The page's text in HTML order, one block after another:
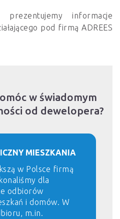
informacje
pod firmą ADREES
w świadomym
od dewelopera?
MIESZKANIA
w Polsce firmą
dla
odbiorów
i domów. W
m.in.